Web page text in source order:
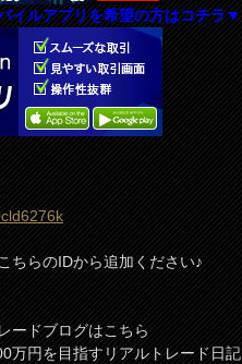
イルアプリを希望の方はコチラ▼
ちらのIDから追加ください♪
ードブログはこちら
万円を目指すリアルトレード日記